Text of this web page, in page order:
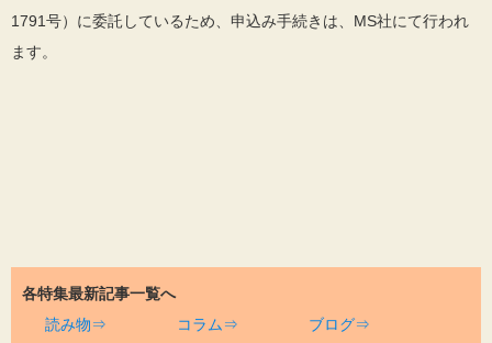
1791号）に委託しているため、申込み手続きは、MS社にて行われ
ます。
各特集最新記事一覧へ
読み物⇒
コラム⇒ ブログ⇒